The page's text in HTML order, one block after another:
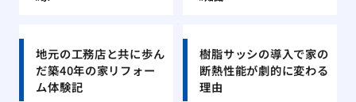
地元の工務店と共に歩ん
だ築40年の家リフォー
ム体験記
樹脂サッシの導入で家の
断熱性能が劇的に変わる
理由